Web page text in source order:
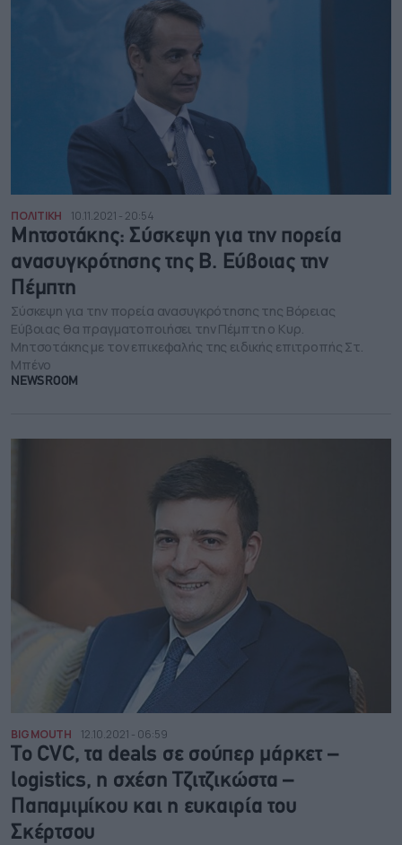
ΠΟΛΙΤΙΚΗ 10.11.2021 - 20:54
Μητσοτάκης: Σύσκεψη για την πορεία
ανασυγκρότησης της Β. Εύβοιας την
Πέμπτη
Σύσκεψη για την πορεία ανασυγκρότησης της Βόρειας
Εύβοιας θα πραγματοποιήσει την Πέμπτη ο Κυρ.
Μητσοτάκης με τον επικεφαλής της ειδικής επιτροπής Στ.
Μπένο
NEWSROOM
BIG MOUTH 12.10.2021 - 06:59
Το CVC, τα deals σε σούπερ μάρκετ –
logistics, η σχέση Τζιτζικώστα –
Παπαμιμίκου και η ευκαιρία του
Σκέρτσου